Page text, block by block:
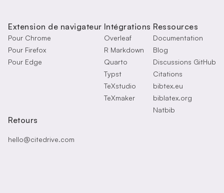
Extension de navigateur
Pour Chrome
Pour Firefox
Pour Edge
Intégrations
Overleaf
R Markdown
Quarto
Typst
TeXstudio
TeXmaker
Ressources
Documentation
Blog
Discussions GitHub
Citations
bibtex.eu
biblatex.org
Natbib
Retours
hello@citedrive.com